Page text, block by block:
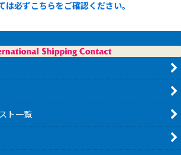
は必ずこちらをご確認ください。
ト一覧